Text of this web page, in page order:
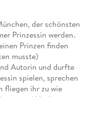
der schönsten
Prinzessin werden.
Prinzen finden
musste)
Autorin und durfte
spielen, sprechen
fliegen ihr zu wie
und Nachtzeiten